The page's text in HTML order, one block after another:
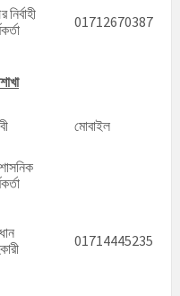
01712670387
মোবাইল
01714445235